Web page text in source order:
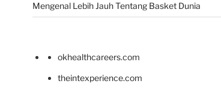
Mengenal Lebih Jauh Tentang Basket Dunia
okhealthcareers.com
theintexperience.com